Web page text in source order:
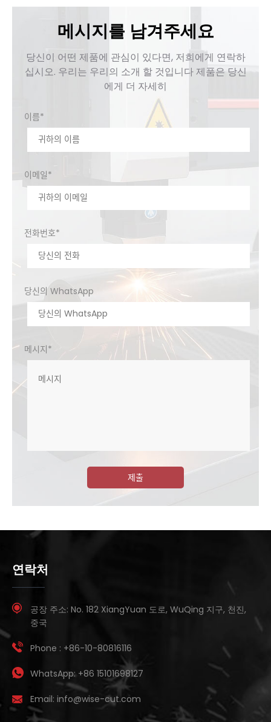
±1.5% 광섬유 출력 인터페이스 QBH 시스템을 나타내는 빨
간 레이저 광섬유 길이 10mm 용접 토치 케이블 길이 10m
용접 총의 유형 왼쪽과 오른쪽 […]
메시지를 남겨주세요
당신이 어떤 제품에 관심이 있다면, 저희에게 연락하
십시오. 우리는 우리의 소개 할 것입니다 제품은 당신
에게 더 자세히
이름*
이메일*
전화번호*
당신의 WhatsApp
메시지*
제출
연락처
공장 주소: No. 182 XiangYuan 도로, WuQing 지구, 천진,
중국
Phone : +86-10-80816116
WhatsApp: +86 15101698127
Email: info@wise-cut.com